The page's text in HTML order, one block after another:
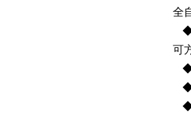
全
◆
可
◆
◆
◆